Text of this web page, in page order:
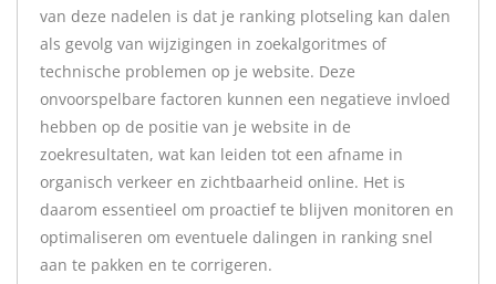
van deze nadelen is dat je ranking plotseling kan dalen
als gevolg van wijzigingen in zoekalgoritmes of
technische problemen op je website. Deze
onvoorspelbare factoren kunnen een negatieve invloed
hebben op de positie van je website in de
zoekresultaten, wat kan leiden tot een afname in
organisch verkeer en zichtbaarheid online. Het is
daarom essentieel om proactief te blijven monitoren en
optimaliseren om eventuele dalingen in ranking snel
aan te pakken en te corrigeren.